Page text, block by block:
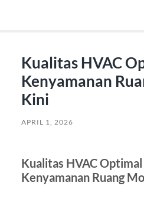
Kualitas HVAC
Kenyamanan
Kini
APRIL 1, 2026
Kualitas HVAC
Kenyamanan Ruang